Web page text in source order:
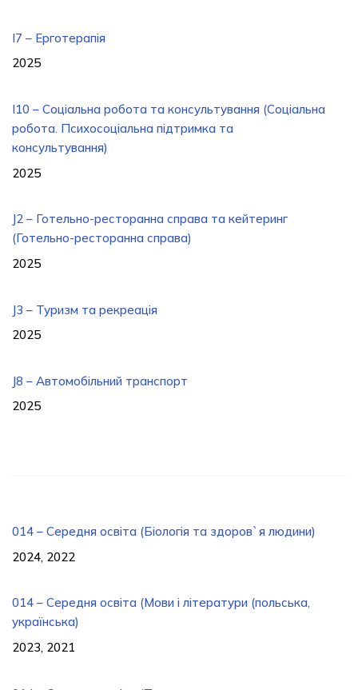
I7 – Ерготерапія
2025
I10 – Соціальна робота та консультування (Соціальна
робота. Психосоціальна підтримка та
консультування)
2025
J2 – Готельно-ресторанна справа та кейтеринг
(Готельно-ресторанна справа)
2025
J3 – Туризм та рекреація
2025
J8 – Автомобільний транспорт
2025
014 – Середня освіта (Біологія та здоров`я людини)
2024, 2022
014 – Середня освіта (Мови і літератури (польська,
українська)
2023, 2021